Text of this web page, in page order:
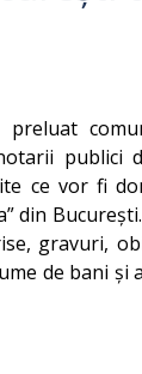
preluat
publici
ce vor fi
din
gravuri,
de bani și